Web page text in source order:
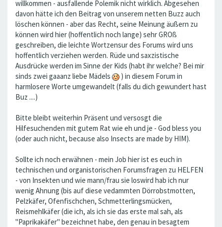
willkommen - ausfallende Polemik nicht wirklich. Abgesehen
davon hätte ich den Beitrag von unserem netten Buzz auch
löschen können - aber das Recht, seine Meinung äußern zu
können wird hier (hoffentlich noch lange) sehr GROß
geschreiben, die leichte Wortzensur des Forums wird uns
hoffentlich verziehen werden. Rüde und saxzistische
Ausdrücke werden im Sinne der Kids (habt ihr welche? Bei mir
sinds zwei gaaanz liebe Mädels
) in diesem Forum in
harmlosere Worte umgewandelt (falls du dich gewundert hast
Buz ....)
Bitte bleibt weiterhin Präsent und versosgt die
Hilfesuchenden mit gutem Rat wie eh und je - God bless you
(oder auch nicht, because also Insects are made by HIM).
Sollte ich noch erwähnen - mein Job hier ist es euch in
technischen und organistorischen Forumsfragen zu HELFEN
- von Insekten und wie mann/frau sie loswird hab ich nur
wenig Ahnung (bis auf diese vedammten Dörrobstmotten,
Pelzkäfer, Ofenfischchen, Schmetterlingsmücken,
Reismehlkäfer (die ich, als ich sie das erste mal sah, als
"Paprikakäfer" bezeichnet habe, den genau in besagtem